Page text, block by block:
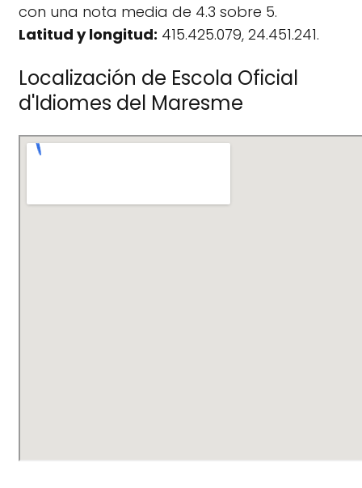
con una nota media de 4.3 sobre 5.
Latitud y longitud: 415.425.079, 24.451.241.
Localización de Escola Oficial
d'Idiomes del Maresme